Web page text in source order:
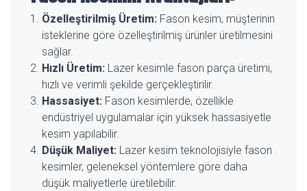
Özelleştirilmiş Üretim: Fason kesim, müşterinin
isteklerine göre özelleştirilmiş ürünler üretilmesini
sağlar.
Hızlı Üretim: Lazer kesimle fason parça üretimi,
hızlı ve verimli şekilde gerçekleştirilir.
Hassasiyet: Fason kesimlerde, özellikle
endüstriyel uygulamalar için yüksek hassasiyetle
kesim yapılabilir.
Düşük Maliyet: Lazer kesim teknolojisiyle fason
kesimler, geleneksel yöntemlere göre daha
düşük maliyetlerle üretilebilir.